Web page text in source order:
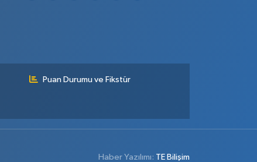
Puan Durumu ve Fikstür
Haber Yazılımı: TE Bilişim